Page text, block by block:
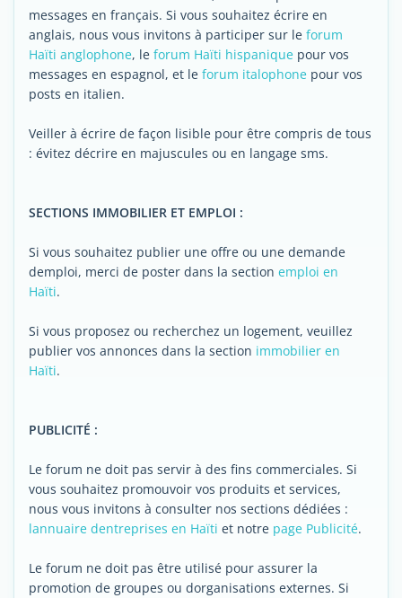
messages en français. Si vous souhaitez écrire en
anglais, nous vous invitons à participer sur le forum
Haïti anglophone, le forum Haïti hispanique pour vos
messages en espagnol, et le forum italophone pour vos
posts en italien.
Veiller à écrire de façon lisible pour être compris de tous
: évitez décrire en majuscules ou en langage sms.
SECTIONS IMMOBILIER ET EMPLOI :
Si vous souhaitez publier une offre ou une demande
demploi, merci de poster dans la section emploi en
Haïti.
Si vous proposez ou recherchez un logement, veuillez
publier vos annonces dans la section immobilier en
Haïti.
PUBLICITÉ :
Le forum ne doit pas servir à des fins commerciales. Si
vous souhaitez promouvoir vos produits et services,
nous vous invitons à consulter nos sections dédiées :
lannuaire dentreprises en Haïti et notre page Publicité.
Le forum ne doit pas être utilisé pour assurer la
promotion de groupes ou dorganisations externes. Si